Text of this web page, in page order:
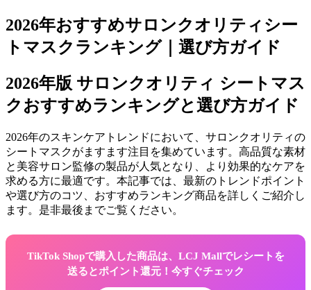
2026年おすすめサロンクオリティシー
トマスクランキング｜選び方ガイド
2026年版 サロンクオリティ シートマス
クおすすめランキングと選び方ガイド
2026年のスキンケアトレンドにおいて、サロンクオリティの
シートマスクがますます注目を集めています。高品質な素材
と美容サロン監修の製品が人気となり、より効果的なケアを
求める方に最適です。本記事では、最新のトレンドポイント
や選び方のコツ、おすすめランキング商品を詳しくご紹介し
ます。是非最後までご覧ください。
TikTok Shopで購入した商品は、LCJ Mallでレシートを
送るとポイント還元！今すぐチェック